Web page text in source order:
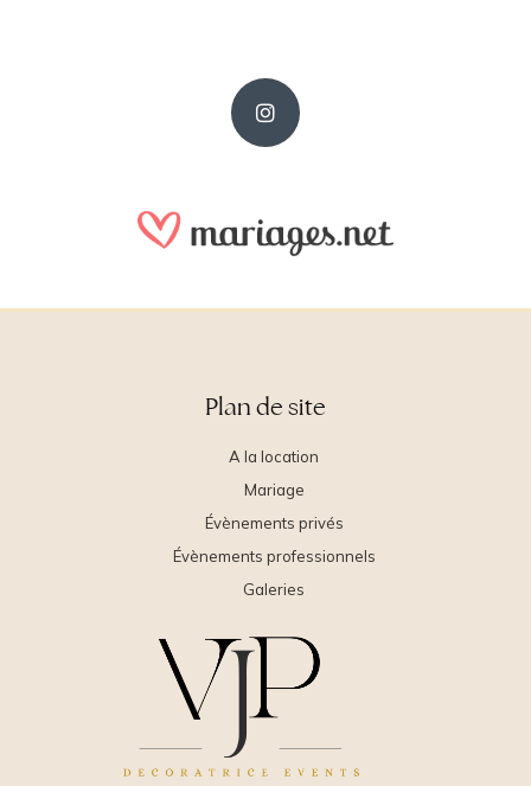
Plan de site
A la location
Mariage
Évènements privés
Évènements professionnels
Galeries